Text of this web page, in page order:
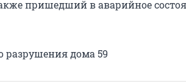
пришедший в аварийное
разрушения дома 59